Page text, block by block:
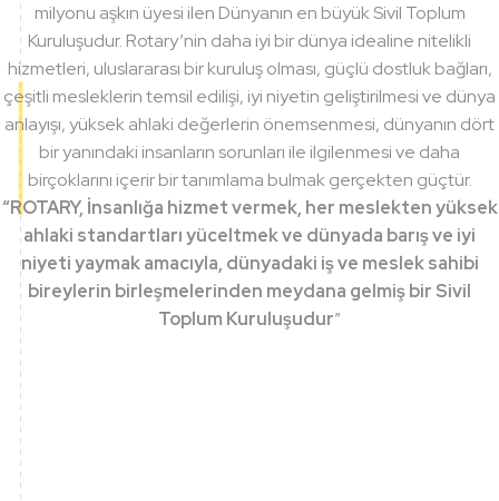
milyonu aşkın üyesi ilen Dünyanın en büyük Sivil Toplum
Kuruluşudur. Rotary’nin daha iyi bir dünya idealine nitelikli
hizmetleri, uluslararası bir kuruluş olması, güçlü dostluk bağları,
çeşitli mesleklerin temsil edilişi, iyi niyetin geliştirilmesi ve dünya
anlayışı, yüksek ahlaki değerlerin önemsenmesi, dünyanın dört
bir yanındaki insanların sorunları ile ilgilenmesi ve daha
birçoklarını içerir bir tanımlama bulmak gerçekten güçtür.
“ROTARY, İnsanlığa hizmet vermek, her meslekten yüksek
ahlaki standartları yüceltmek ve dünyada barış ve iyi
niyeti yaymak amacıyla, dünyadaki iş ve meslek sahibi
bireylerin birleşmelerinden meydana gelmiş bir Sivil
Toplum Kuruluşudur”